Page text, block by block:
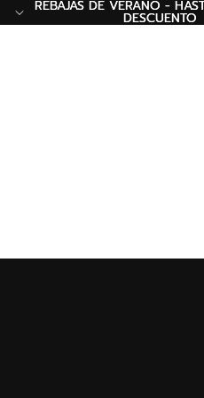
REBAJAS DE VERANO -
DESCUENTO
REBAJAS DE VERANO -
DESCUENTO